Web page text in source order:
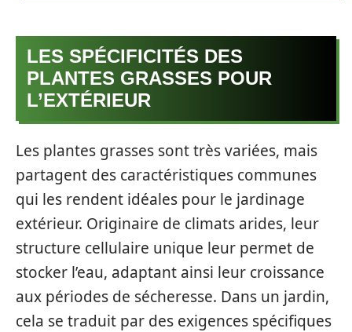
LES SPÉCIFICITÉS DES
PLANTES GRASSES POUR
L’EXTÉRIEUR
Les plantes grasses sont très variées, mais
partagent des caractéristiques communes
qui les rendent idéales pour le jardinage
extérieur. Originaire de climats arides, leur
structure cellulaire unique leur permet de
stocker l’eau, adaptant ainsi leur croissance
aux périodes de sécheresse. Dans un jardin,
cela se traduit par des exigences spécifiques